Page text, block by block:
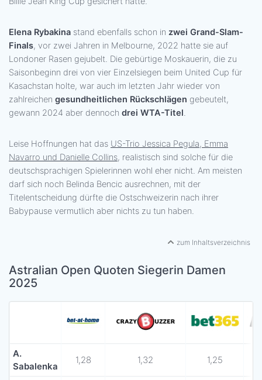
Elena Rybakina stand ebenfalls schon in zwei Grand-Slam-
Finals, vor zwei Jahren in Melbourne, 2022 hatte sie auf
Londoner Rasen gejubelt. Die gebürtige Moskauerin, die zu
Saisonbeginn drei von vier Einzelsiegen beim United Cup für
Kasachstan holte, war auch im letzten Jahr wieder von
zahlreichen gesundheitlichen Rückschlägen gebeutelt,
gewann 2024 aber dennoch drei WTA-Titel.
Leise Hoffnungen hat das US-Trio Jessica Pegula, Emma
Navarro und Danielle Collins, realistisch sind solche für die
deutschsprachigen Spielerinnen wohl eher nicht. Am meisten
darf sich noch Belinda Bencic ausrechnen, mit der
Titelentscheidung dürfte die Ostschweizerin nach ihrer
Babypause vermutlich aber nichts zu tun haben.
zum Inhaltsverzeichnis
Astralian Open Quoten Siegerin Damen
2025
A.
Sabalenka
1,28 1,32 1,25